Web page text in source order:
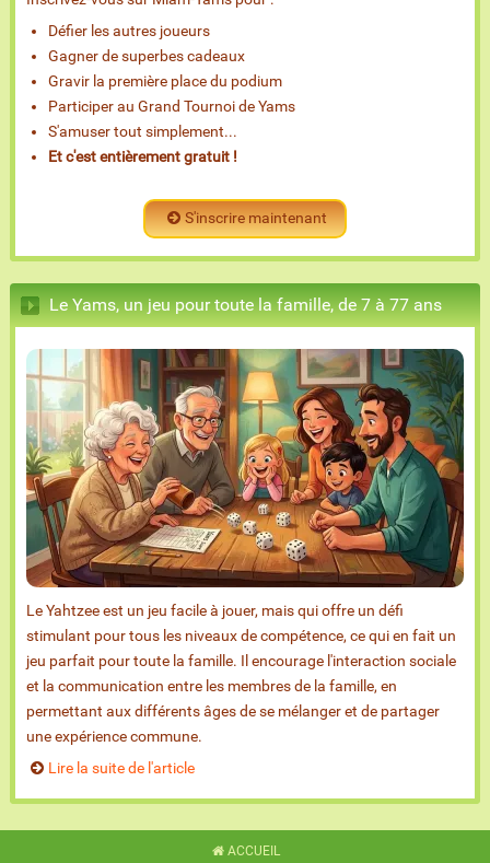
Défier les autres joueurs
Gagner de superbes cadeaux
Gravir la première place du podium
Participer au Grand Tournoi de Yams
S'amuser tout simplement...
Et c'est entièrement gratuit !
S'inscrire maintenant
Le Yams, un jeu pour toute la famille, de 7 à 77 ans
Le Yahtzee est un jeu facile à jouer, mais qui offre un défi
stimulant pour tous les niveaux de compétence, ce qui en fait un
jeu parfait pour toute la famille. Il encourage l'interaction sociale
et la communication entre les membres de la famille, en
permettant aux différents âges de se mélanger et de partager
une expérience commune.
Lire la suite de l'article
ACCUEIL